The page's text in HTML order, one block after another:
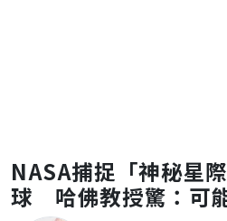
NASA捕捉「神秘星
球 哈佛教授驚：可